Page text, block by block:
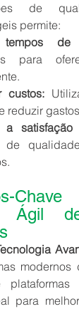
de
permite:
tempos de
para
custos:
reduzir
a
de
Ágil
plataformas
para